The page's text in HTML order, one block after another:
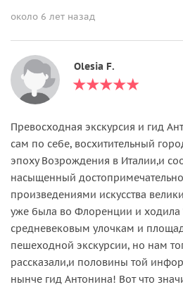
около 6 лет назад
Olesia F.
Превосходная экскурсия и гид
сам по себе, восхитительный
эпоху Возрождения в Италии,и
насыщенный
произведениями искусства
уже была во Флоренции и ходила
средневековым улочкам и
пешеходной экскурсии, но нам
рассказали,и половины той
нынче гид Антонина! Вот что